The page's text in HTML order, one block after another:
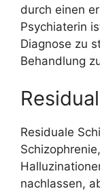
durch einen
Psychiaterin
Diagnose zu
Behandlung
Residuale
nachlassen,